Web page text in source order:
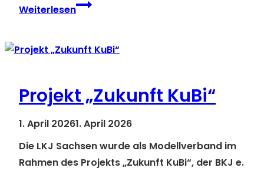
WeiterlesenRÜCKBLICK:
und
Bildung
Projekt „Zukunft KuBi“
1. April 20261. April 2026
Die LKJ Sachsen wurde als Modellverband im
Rahmen des Projekts „Zukunft KuBi“, der BKJ e.